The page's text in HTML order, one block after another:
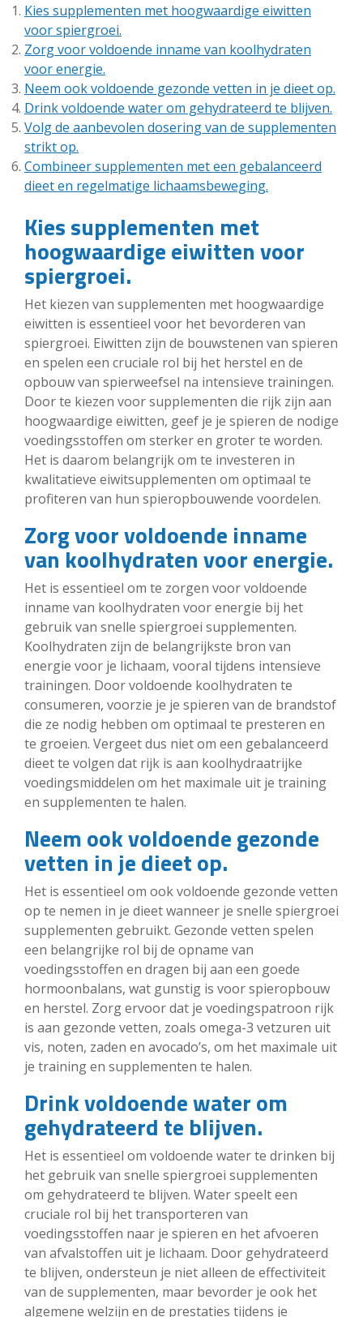
Kies supplementen met hoogwaardige eiwitten
voor spiergroei.
Zorg voor voldoende inname van koolhydraten
voor energie.
Neem ook voldoende gezonde vetten in je dieet op.
Drink voldoende water om gehydrateerd te blijven.
Volg de aanbevolen dosering van de supplementen
strikt op.
Combineer supplementen met een gebalanceerd
dieet en regelmatige lichaamsbeweging.
Kies supplementen met
hoogwaardige eiwitten voor
spiergroei.
Het kiezen van supplementen met hoogwaardige
eiwitten is essentieel voor het bevorderen van
spiergroei. Eiwitten zijn de bouwstenen van spieren
en spelen een cruciale rol bij het herstel en de
opbouw van spierweefsel na intensieve trainingen.
Door te kiezen voor supplementen die rijk zijn aan
hoogwaardige eiwitten, geef je je spieren de nodige
voedingsstoffen om sterker en groter te worden.
Het is daarom belangrijk om te investeren in
kwalitatieve eiwitsupplementen om optimaal te
profiteren van hun spieropbouwende voordelen.
Zorg voor voldoende inname
van koolhydraten voor energie.
Het is essentieel om te zorgen voor voldoende
inname van koolhydraten voor energie bij het
gebruik van snelle spiergroei supplementen.
Koolhydraten zijn de belangrijkste bron van
energie voor je lichaam, vooral tijdens intensieve
trainingen. Door voldoende koolhydraten te
consumeren, voorzie je je spieren van de brandstof
die ze nodig hebben om optimaal te presteren en
te groeien. Vergeet dus niet om een gebalanceerd
dieet te volgen dat rijk is aan koolhydraatrijke
voedingsmiddelen om het maximale uit je training
en supplementen te halen.
Neem ook voldoende gezonde
vetten in je dieet op.
Het is essentieel om ook voldoende gezonde vetten
op te nemen in je dieet wanneer je snelle spiergroei
supplementen gebruikt. Gezonde vetten spelen
een belangrijke rol bij de opname van
voedingsstoffen en dragen bij aan een goede
hormoonbalans, wat gunstig is voor spieropbouw
en herstel. Zorg ervoor dat je voedingspatroon rijk
is aan gezonde vetten, zoals omega-3 vetzuren uit
vis, noten, zaden en avocado’s, om het maximale uit
je training en supplementen te halen.
Drink voldoende water om
gehydrateerd te blijven.
Het is essentieel om voldoende water te drinken bij
het gebruik van snelle spiergroei supplementen
om gehydrateerd te blijven. Water speelt een
cruciale rol bij het transporteren van
voedingsstoffen naar je spieren en het afvoeren
van afvalstoffen uit je lichaam. Door gehydrateerd
te blijven, ondersteun je niet alleen de effectiviteit
van de supplementen, maar bevorder je ook het
algemene welzijn en de prestaties tijdens je